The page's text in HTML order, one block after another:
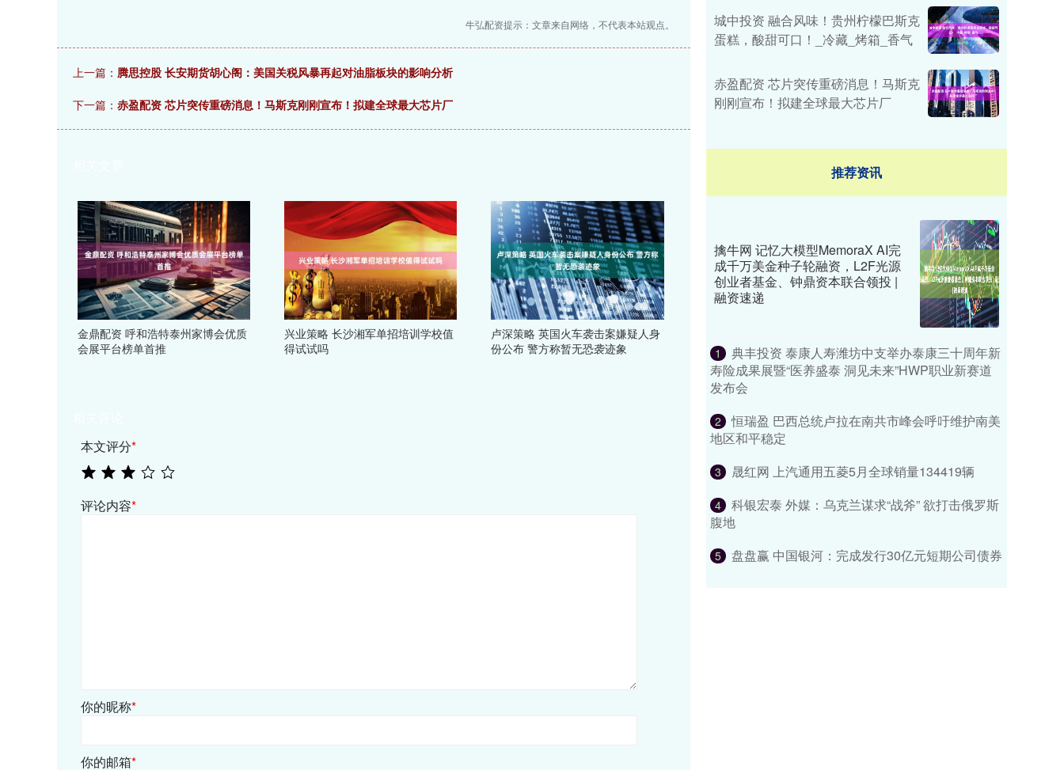
牛弘配资提示：文章来自网络，不代表本站观点。
上一篇： 腾思控股 长安期货胡心阁：美国关税风暴再起对油脂板块的影响分析
下一篇： 赤盈配资 芯片突传重磅消息！马斯克刚刚宣布！拟建全球最大芯片厂
金鼎配资 呼和浩特泰州家博会优质
会展平台榜单首推
兴业策略 长沙湘军单招培训学校值
得试试吗
卢深策略 英国火车袭击案嫌疑人身
份公布 警方称暂无恐袭迹象
本文评分*
评论内容*
你的昵称*
你的邮箱*
城中投资 融合风味！贵州柠檬巴斯克
蛋糕，酸甜可口！_冷藏_烤箱_香气
赤盈配资 芯片突传重磅消息！马斯克
刚刚宣布！拟建全球最大芯片厂
推荐资讯
擒牛网 记忆大模型MemoraX AI完
成千万美金种子轮融资，L2F光源
创业者基金、钟鼎资本联合领投 |
融资速递
1
典丰投资 泰康人寿潍坊中支举办泰康三十周年新
寿险成果展暨“医养盛泰 洞见未来”HWP职业新赛道
发布会
2
恒瑞盈 巴西总统卢拉在南共市峰会呼吁维护南美
地区和平稳定
3 晟红网 上汽通用五菱5月全球销量134419辆
4
科银宏泰 外媒：乌克兰谋求“战斧” 欲打击俄罗斯
腹地
5 盘盘赢 中国银河：完成发行30亿元短期公司债券